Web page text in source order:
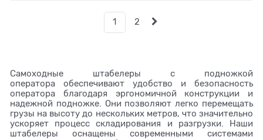
1 2
Самоходные штабелеры с подножкой
оператора обеспечивают удобство и безопасность
оператора благодаря эргономичной конструкции и
надежной подножке. Они позволяют легко перемещать
грузы на высоту до нескольких метров, что значительно
ускоряет процесс складирования и разгрузки. Наши
штабелеры оснащены современными системами